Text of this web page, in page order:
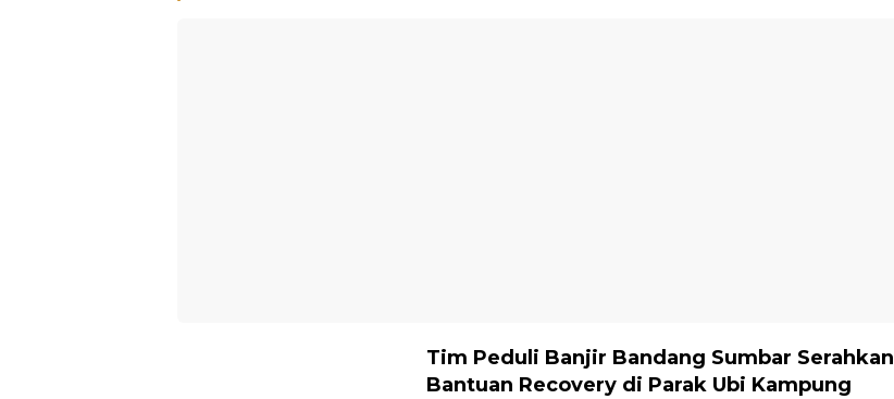
Tim Peduli Banjir Bandang Sumbar Serahkan
Bantuan Recovery di Parak Ubi Kampung